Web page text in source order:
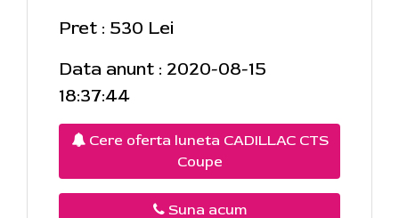
Pret : 530 Lei
Data anunt : 2020-08-15
18:37:44
Cere oferta luneta CADILLAC CTS
Coupe
Suna acum